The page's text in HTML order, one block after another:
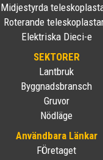
Midjestyrda
Roterande
Elektriska Dieci-e
SEKTORER
Lantbruk
Byggnadsbransch
Gruvor
Nödläge
Användbara Länkar
FÖretaget